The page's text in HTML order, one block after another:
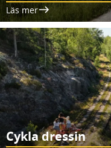
Läs mer
Cykla dressin